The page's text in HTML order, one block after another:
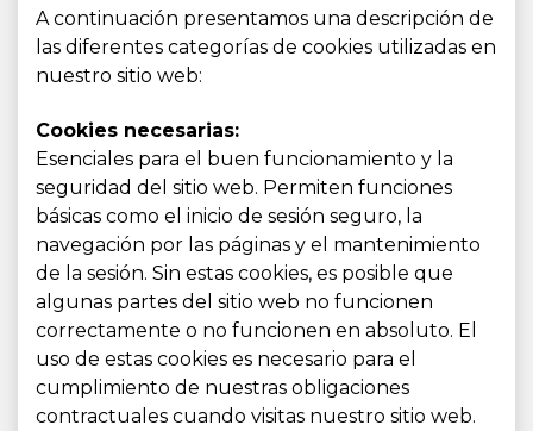
A continuación presentamos una descripción de
las diferentes categorías de cookies utilizadas en
nuestro sitio web:
Cookies necesarias:
Esenciales para el buen funcionamiento y la
seguridad del sitio web. Permiten funciones
básicas como el inicio de sesión seguro, la
navegación por las páginas y el mantenimiento
de la sesión. Sin estas cookies, es posible que
algunas partes del sitio web no funcionen
correctamente o no funcionen en absoluto. El
uso de estas cookies es necesario para el
cumplimiento de nuestras obligaciones
contractuales cuando visitas nuestro sitio web.